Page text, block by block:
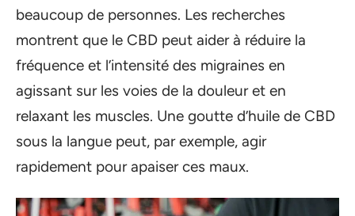
beaucoup de personnes. Les recherches
montrent que le CBD peut aider à réduire la
fréquence et l’intensité des migraines en
agissant sur les voies de la douleur et en
relaxant les muscles. Une goutte d’huile de CBD
sous la langue peut, par exemple, agir
rapidement pour apaiser ces maux.